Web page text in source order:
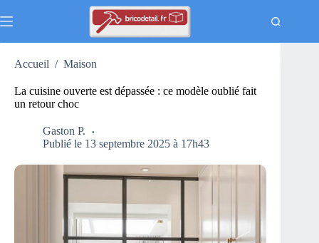
au
Accueil / Maison
La cuisine ouverte est dépassée : ce modèle oublié fait
un retour choc
Gaston P.
Publié le 13 septembre 2025 à 17h43